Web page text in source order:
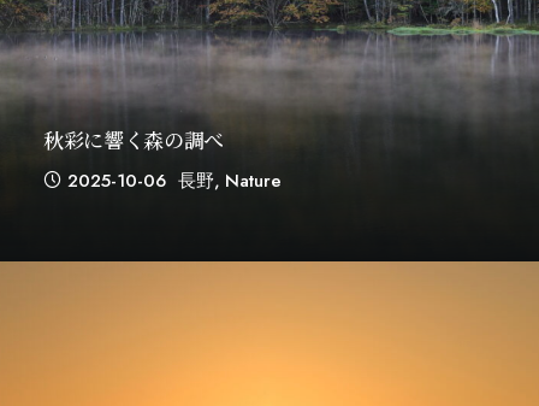
秋彩に響く森の調べ
2025-10-06 長野, Nature